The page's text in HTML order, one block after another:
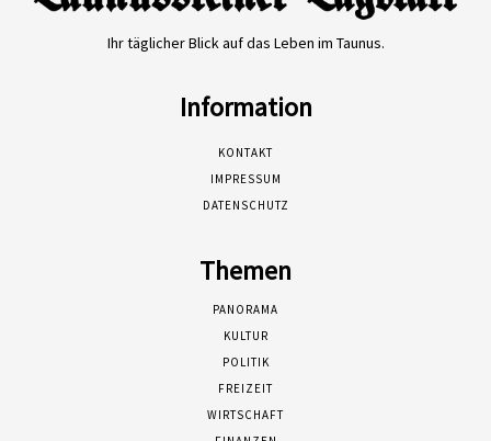
Ihr täglicher Blick auf das Leben im Taunus.
Information
KONTAKT
IMPRESSUM
DATENSCHUTZ
Themen
PANORAMA
KULTUR
POLITIK
FREIZEIT
WIRTSCHAFT